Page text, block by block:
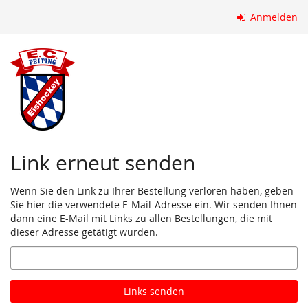
springen
Anmelden
Link erneut senden
Wenn Sie den Link zu Ihrer Bestellung verloren haben, geben
Sie hier die verwendete E-Mail-Adresse ein. Wir senden Ihnen
dann eine E-Mail mit Links zu allen Bestellungen, die mit
dieser Adresse getätigt wurden.
E-
Mail
Links senden